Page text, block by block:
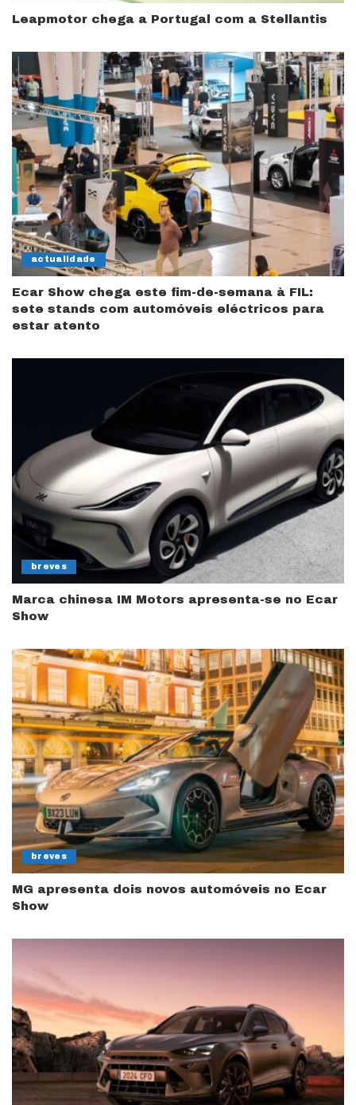
Leapmotor chega a Portugal com a Stellantis
actualidade
Ecar Show chega este fim-de-semana à FIL:
sete stands com automóveis eléctricos para
estar atento
breves
Marca chinesa IM Motors apresenta-se no Ecar
Show
breves
MG apresenta dois novos automóveis no Ecar
Show